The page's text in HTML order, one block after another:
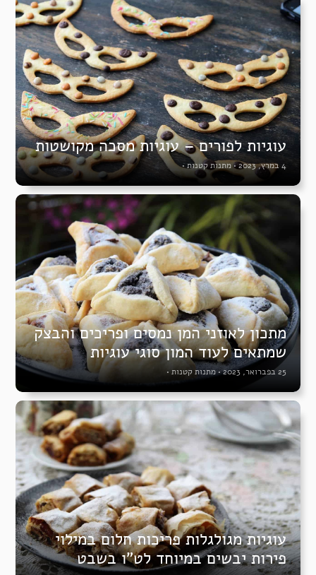
עוגיות לפורים – עוגיות מסכה מקושטות
4 במרץ, 2023 •מתנות קטנות •
מתכון לאוזני המן נמסים ופריכים והבצק
שמתאים לעוד המון סוגי עוגיות
25 בפברואר, 2023 •מתנות קטנות •
עוגיות מגולגלות פריכות חלום במילוי
פירות יבשים במיוחד לט”ו בשבט